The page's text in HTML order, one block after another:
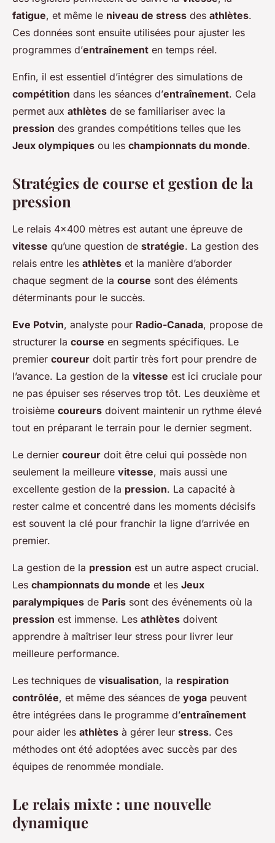
fatigue, et même le niveau de stress des athlètes.
Ces données sont ensuite utilisées pour ajuster les
programmes d’entraînement en temps réel.
Enfin, il est essentiel d’intégrer des simulations de
compétition dans les séances d’entraînement. Cela
permet aux athlètes de se familiariser avec la
pression des grandes compétitions telles que les
Jeux olympiques ou les championnats du monde.
Stratégies de course et gestion de la
pression
Le relais 4×400 mètres est autant une épreuve de
vitesse qu’une question de stratégie. La gestion des
relais entre les athlètes et la manière d’aborder
chaque segment de la course sont des éléments
déterminants pour le succès.
Eve Potvin, analyste pour Radio-Canada, propose de
structurer la course en segments spécifiques. Le
premier coureur doit partir très fort pour prendre de
l’avance. La gestion de la vitesse est ici cruciale pour
ne pas épuiser ses réserves trop tôt. Les deuxième et
troisième coureurs doivent maintenir un rythme élevé
tout en préparant le terrain pour le dernier segment.
Le dernier coureur doit être celui qui possède non
seulement la meilleure vitesse, mais aussi une
excellente gestion de la pression. La capacité à
rester calme et concentré dans les moments décisifs
est souvent la clé pour franchir la ligne d’arrivée en
premier.
La gestion de la pression est un autre aspect crucial.
Les championnats du monde et les Jeux
paralympiques de Paris sont des événements où la
pression est immense. Les athlètes doivent
apprendre à maîtriser leur stress pour livrer leur
meilleure performance.
Les techniques de visualisation, la respiration
contrôlée, et même des séances de yoga peuvent
être intégrées dans le programme d’entraînement
pour aider les athlètes à gérer leur stress. Ces
méthodes ont été adoptées avec succès par des
équipes de renommée mondiale.
Le relais mixte : une nouvelle
dynamique